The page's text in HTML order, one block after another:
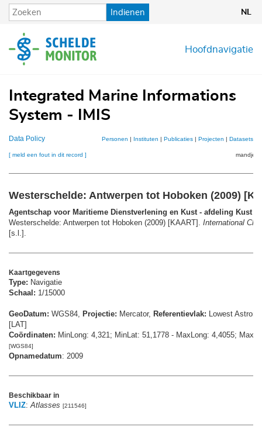
Overslaan
en
de
inhoud
Indienen NL
Hoofdnavigatie
Integrated Marine Informations
System - IMIS
Data Policy Personen | Instituten | Publicaties | Projecten | Datasets
[ meld een fout in dit record ] mandje
Westerschelde: Antwerpen tot Hoboken (2009)
Agentschap voor Maritieme Dienstverlening en Kust - afdeling Kust
Westerschelde: Antwerpen tot Hoboken (2009) [KAART]. International
[s.l.].
Kaartgegevens
Type: Navigatie
Schaal: 1/15000
GeoDatum: WGS84, Projectie: Mercator, Referentievlak: Lowest
[LAT]
Coördinaten: MinLong: 4,321; MinLat: 51,1778 - MaxLong: 4,4055;
[WGS84]
Opnamedatum: 2009
Beschikbaar in
VLIZ: Atlasses [211546]